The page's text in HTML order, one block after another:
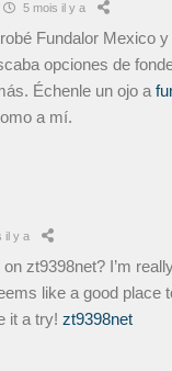
5 mois il y a
Fundalor Mexico
opciones de
Échenle un ojo a
a mí.
il y a
zt9398net? I’m
like a good place
it a try! zt9398net